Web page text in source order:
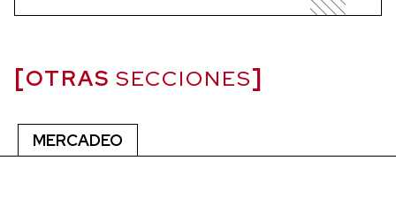
OTRAS SECCIONES
MERCADEO